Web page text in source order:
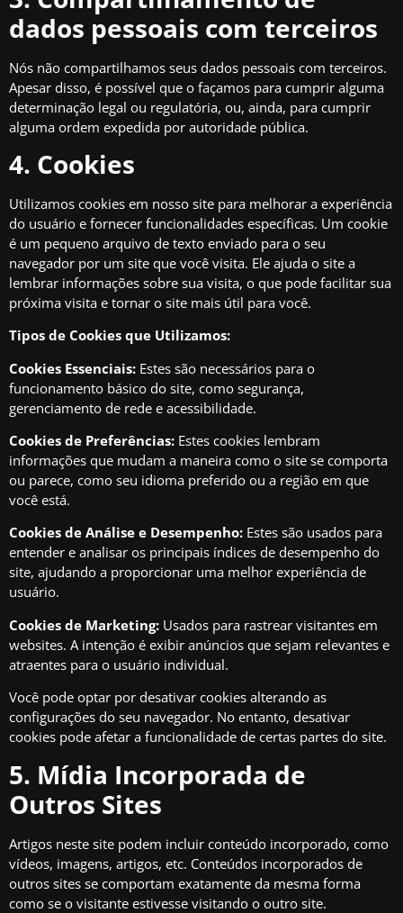
dados pessoais com terceiros
Nós não compartilhamos seus dados pessoais com terceiros.
Apesar disso, é possível que o façamos para cumprir alguma
determinação legal ou regulatória, ou, ainda, para cumprir
alguma ordem expedida por autoridade pública.
4. Cookies
Utilizamos cookies em nosso site para melhorar a experiência
do usuário e fornecer funcionalidades específicas. Um cookie
é um pequeno arquivo de texto enviado para o seu
navegador por um site que você visita. Ele ajuda o site a
lembrar informações sobre sua visita, o que pode facilitar sua
próxima visita e tornar o site mais útil para você.
Tipos de Cookies que Utilizamos:
Cookies Essenciais: Estes são necessários para o
funcionamento básico do site, como segurança,
gerenciamento de rede e acessibilidade.
Cookies de Preferências: Estes cookies lembram
informações que mudam a maneira como o site se comporta
ou parece, como seu idioma preferido ou a região em que
você está.
Cookies de Análise e Desempenho: Estes são usados para
entender e analisar os principais índices de desempenho do
site, ajudando a proporcionar uma melhor experiência de
usuário.
Cookies de Marketing: Usados para rastrear visitantes em
websites. A intenção é exibir anúncios que sejam relevantes e
atraentes para o usuário individual.
Você pode optar por desativar cookies alterando as
configurações do seu navegador. No entanto, desativar
cookies pode afetar a funcionalidade de certas partes do site.
5. Mídia Incorporada de
Outros Sites
Artigos neste site podem incluir conteúdo incorporado, como
vídeos, imagens, artigos, etc. Conteúdos incorporados de
outros sites se comportam exatamente da mesma forma
como se o visitante estivesse visitando o outro site.